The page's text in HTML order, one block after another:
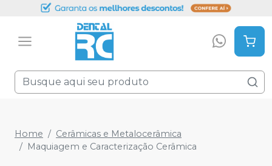
Home
Cerâmicas e Metalocerâmica
Maquiagem e Caracterização Cerâmica